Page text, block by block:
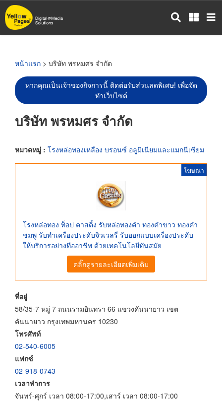
ข้าม
ไป
หน้าแรก > บริษัท พรหมศร จำกัด
หากคุณเป็นเจ้าของกิจการนี้ ติดต่อรับส่วนลดพิเศษ! เพื่อจัด
ทำเว็บไซต์
บริษัท พรหมศร จำกัด
หมวดหมู่ : โรงหล่อทองเหลือง บรอนซ์ อลูมิเนียมและแมกนีเซียม
โฆษณา
โรงหล่อทอง ท็อป คาสติ้ง รับหล่อทองคำ ทองคำขาว ทองคำ
ชมพู รับทำเครื่องประดับจิวเวลรี่ รับออกแบบเครื่องประดับ
ให้บริการอย่างทืออาชีพ ด้วยเทคโนโลยีทันสมัย
คลิ๊กดูรายละเอียดเพิ่มเติม
ที่อยู่
58/35-7 หมู่ 7 ถนนรามอินทรา 66 แขวงคันนายาว เขต
คันนายาว กรุงเทพมหานคร 10230
โทรศัพท์
02-540-6005
แฟกซ์
02-918-0743
เวลาทำการ
จันทร์-ศุกร์ เวลา 08:00-17:00,เสาร์ เวลา 08:00-17:00